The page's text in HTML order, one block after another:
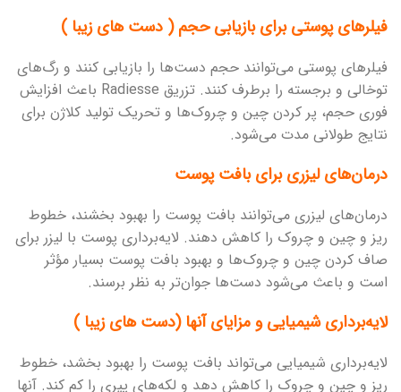
فیلرهای پوستی برای بازیابی حجم ( دست های زیبا )
فیلرهای پوستی می‌توانند حجم دست‌ها را بازیابی کنند و رگ‌های
توخالی و برجسته را برطرف کنند. تزریق Radiesse باعث افزایش
فوری حجم، پر کردن چین و چروک‌ها و تحریک تولید کلاژن برای
نتایج طولانی مدت می‌شود.
درمان‌های لیزری برای بافت پوست
درمان‌های لیزری می‌توانند بافت پوست را بهبود بخشند، خطوط
ریز و چین و چروک را کاهش دهند. لایه‌برداری پوست با لیزر برای
صاف کردن چین و چروک‌ها و بهبود بافت پوست بسیار مؤثر
است و باعث می‌شود دست‌ها جوان‌تر به نظر برسند.
لایه‌برداری شیمیایی و مزایای آنها (دست های زیبا )
لایه‌برداری شیمیایی می‌تواند بافت پوست را بهبود بخشد، خطوط
ریز و چین و چروک را کاهش دهد و لکه‌های پیری را کم کند. آنها